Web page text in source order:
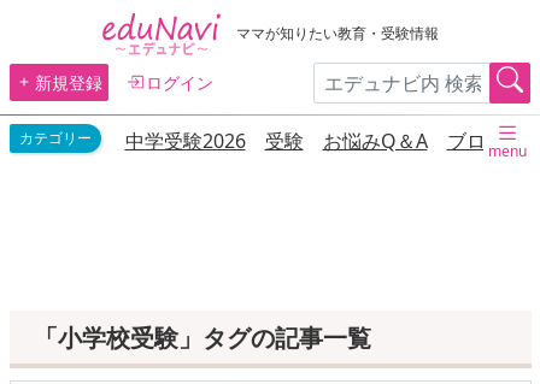
ママが知りたい教育・受験情報
新規登録 ログイン
中学受験2026 受験 お悩みQ＆A ブログmenu
「小学校受験」タグの記事一覧